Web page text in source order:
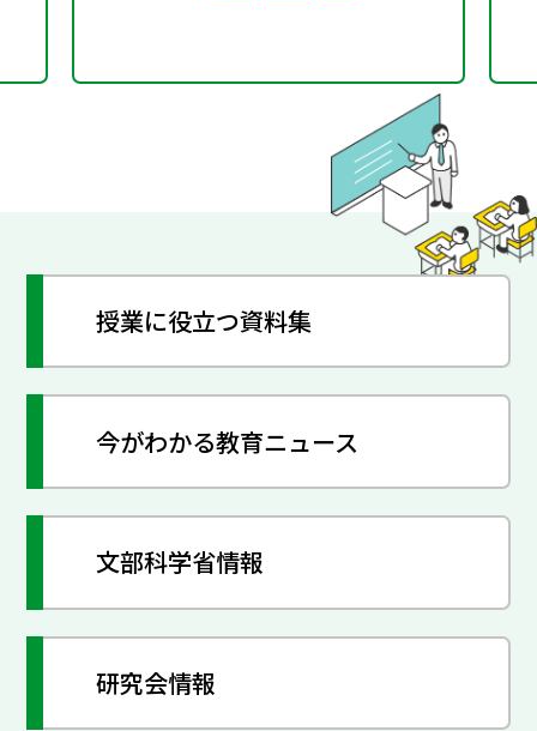
授業に役立つ資料集
今がわかる教育ニュース
文部科学省情報
研究会情報